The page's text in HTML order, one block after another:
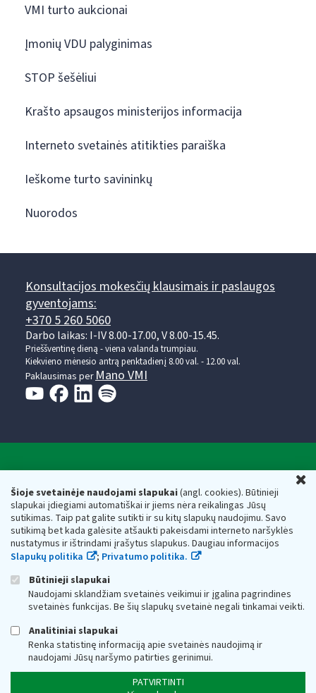
Šioje svetainėje naudojami slapukai(angl. cookies). Būtinieji
slapukai įdiegiami automatiškai ir jiems nėra reikalingas Jūsų
sutikimas. Taip pat galite sutikti ir su kitų slapukų naudojimu. Savo
sutikimą bet kada galėsite atšaukti pakeisdami interneto naršyklės
nustatymus ir ištrindami įrašytus slapukus. Daugiau informacijos
Slapukų politika
; Privatumo politika.
Būtinieji slapukai
Naudojami sklandžiam svetainės veikimui ir įgalina pagrindines
svetainės funkcijas. Be šių slapukų svetainė negali tinkamai veikti.
Analitiniai slapukai
Renka statistinę informaciją apie svetainės naudojimą ir
naudojami Jūsų naršymo patirties gerinimui.
PATVIRTINTI
VMI turto aukcionai
Įmonių VDU palyginimas
STOP šešėliui
Krašto apsaugos ministerijos informacija
Interneto svetainės atitikties paraiška
Ieškome turto savininkų
Nuorodos
Konsultacijos mokesčių klausimais ir paslaugos
gyventojams:
+370 5 260 5060
Darbo laikas: I-IV 8.00-17.00, V 8.00-15.45.
Prieššventinę dieną - viena valanda trumpiau.
Kiekvieno mėnesio antrą penktadienį 8.00 val. - 12.00 val.
Paklausimas per Mano VMI
Respublikos finansų ministerijos
Biudžetinė įstaiga. Juridinio asmens kodas — 188659752,
adresas: Vasario 16-osios g. 14, 01107 Vilnius, Lietuva, el.paštas:
vmi@vmi.lt, E. pristatymo dėžutės adresas 188659752
Duomenys apie Valstybinę mokesčių inspekciją prie Lietuvos
Respublikos finansų ministerijos kaupiami ir saugomi Juridinių